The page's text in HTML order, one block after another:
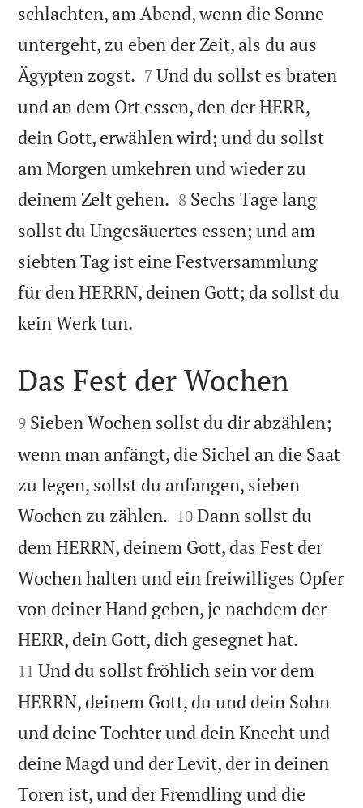
schlachten, am Abend, wenn die Sonne
untergeht, zu eben der Zeit, als du aus
Ägypten zogst. 

7 Und du sollst es braten
und an dem Ort essen, den der HERR,
dein Gott, erwählen wird; und du sollst
am Morgen umkehren und wieder zu
deinem Zelt gehen. 

8 Sechs Tage lang
sollst du Ungesäuertes essen; und am
siebten Tag ist eine Festversammlung
für den HERRN, deinen Gott; da sollst du
kein Werk tun.

Das Fest der Wochen

9 Sieben Wochen sollst du dir abzählen;
wenn man anfängt, die Sichel an die Saat
zu legen, sollst du anfangen, sieben
Wochen zu zählen. 

10 Dann sollst du
dem HERRN, deinem Gott, das Fest der
Wochen halten und ein freiwilliges Opfer
von deiner Hand geben, je nachdem der
HERR, dein Gott, dich gesegnet hat.
11 Und du sollst fröhlich sein vor dem
HERRN, deinem Gott, du und dein Sohn
und deine Tochter und dein Knecht und
deine Magd und der Levit, der in deinen
Toren ist, und der Fremdling und die